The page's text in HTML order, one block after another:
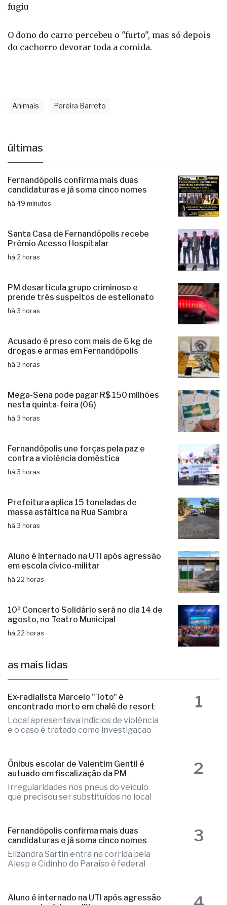
fugiu
O dono do carro percebeu o "furto", mas só depois
do cachorro devorar toda a comida.
Animais Pereira Barreto
últimas
Fernandópolis confirma mais duas
candidaturas e já soma cinco nomes
há 49 minutos
Santa Casa de Fernandópolis recebe
Prêmio Acesso Hospitalar
há 2 horas
PM desarticula grupo criminoso e
prende três suspeitos de estelionato
há 3 horas
Acusado é preso com mais de 6 kg de
drogas e armas em Fernandópolis
há 3 horas
Mega-Sena pode pagar R$ 150 milhões
nesta quinta-feira (06)
há 3 horas
Fernandópolis une forças pela paz e
contra a violência doméstica
há 3 horas
Prefeitura aplica 15 toneladas de
massa asfáltica na Rua Sambra
há 3 horas
Aluno é internado na UTI após agressão
em escola cívico-militar
há 22 horas
10º Concerto Solidário será no dia 14 de
agosto, no Teatro Municipal
há 22 horas
as mais lidas
Ex-radialista Marcelo "Toto" é
encontrado morto em chalé de resort
Local apresentava indícios de violência
e o caso é tratado como investigação
1
Ônibus escolar de Valentim Gentil é
autuado em fiscalização da PM
Irregularidades nos pneus do veículo
que precisou ser substituídos no local
2
Fernandópolis confirma mais duas
candidaturas e já soma cinco nomes
Elizandra Sartin entra na corrida pela
Alesp e Cidinho do Paraíso é federal
3
Aluno é internado na UTI após agressão